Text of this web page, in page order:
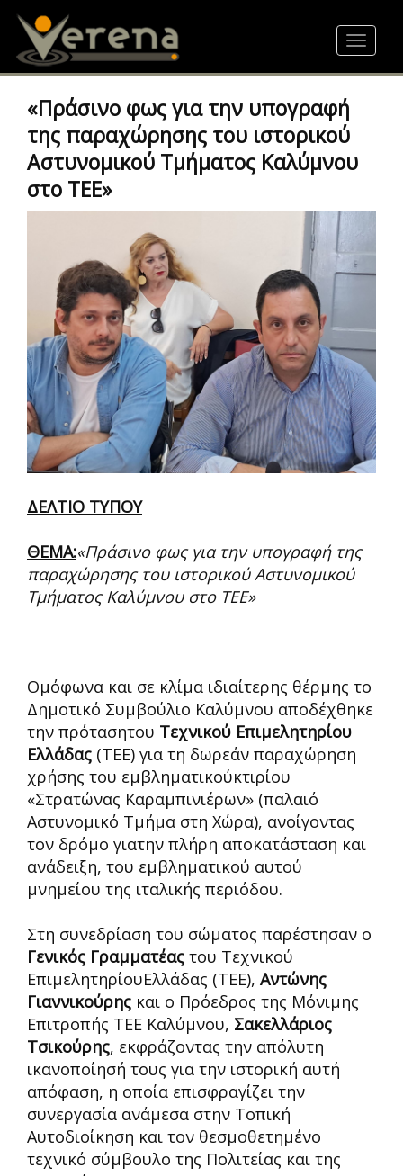
content
Toggle
«Πράσινο φως για την υπογραφή
της παραχώρησης του ιστορικού
Αστυνομικού Τμήματος Καλύμνου
στο ΤΕΕ»
ΔΕΛΤΙΟ ΤΥΠΟΥ
ΘΕΜΑ:«Πράσινο φως για την υπογραφή της
παραχώρησης του ιστορικού Αστυνομικού
Τμήματος Καλύμνου στο ΤΕΕ»
Ομόφωνα και σε κλίμα ιδιαίτερης θέρμης το
Δημοτικό Συμβούλιο Καλύμνου αποδέχθηκε
την πρότασητου Τεχνικού Επιμελητηρίου
Ελλάδας (ΤΕΕ) για τη δωρεάν παραχώρηση
χρήσης του εμβληματικούκτιρίου
«Στρατώνας Καραμπινιέρων» (παλαιό
Αστυνομικό Τμήμα στη Χώρα), ανοίγοντας
τον δρόμο γιατην πλήρη αποκατάσταση και
ανάδειξη, του εμβληματικού αυτού
μνημείου της ιταλικής περιόδου.
Στη συνεδρίαση του σώματος παρέστησαν ο
Γενικός Γραμματέας του Τεχνικού
ΕπιμελητηρίουΕλλάδας (ΤΕΕ), Αντώνης
Γιαννικούρης και ο Πρόεδρος της Μόνιμης
Επιτροπής ΤΕΕ Καλύμνου, Σακελλάριος
Τσικούρης, εκφράζοντας την απόλυτη
ικανοποίησή τους για την ιστορική αυτή
απόφαση, η οποία επισφραγίζει την
συνεργασία ανάμεσα στην Τοπική
Αυτοδιοίκηση και τον θεσμοθετημένο
τεχνικό σύμβουλο της Πολιτείας και της